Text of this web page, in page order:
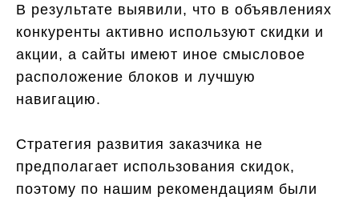
В результате выявили, что в объявлениях
конкуренты активно используют скидки и
акции, а сайты имеют иное смысловое
расположение блоков и лучшую
навигацию.
Стратегия развития заказчика не
предполагает использования скидок,
поэтому по нашим рекомендациям были